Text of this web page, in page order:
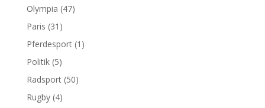
Olympia (47)
Paris (31)
Pferdesport(1)
Politik(5)
Radsport(50)
Rugby(4)